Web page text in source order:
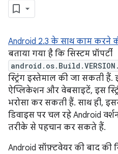
Android 2.3 के साथ काम करने
बताया गया है कि सिस्टम प्रॉपर्टी
स्ट्रिंग इस्तेमाल की जा सकती
ऐप्लिकेशन और वेबसाइटें, इस
भरोसा कर सकती हैं. साथ ही,
डिवाइस पर चल रहे Android
तरीके से पहचान कर सकते हैं.
Android सॉफ़्टवेयर की बाद की